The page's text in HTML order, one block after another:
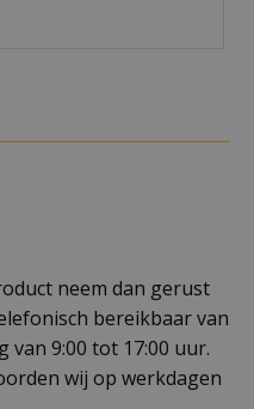
neem dan gerust
bereikbaar van
van 9:00 tot 17:00 uur.
wij op werkdagen